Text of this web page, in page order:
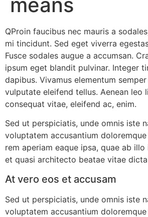
QProin faucibus nec mauris a
mi tincidunt. Sed eget viverra
Fusce sodales augue a accumsan.
ipsum eget blandit pulvinar. Integer
dapibus. Vivamus elementum
vulputate eleifend tellus. Aenean leo
consequat vitae, eleifend ac, enim.
Sed ut perspiciatis, unde omnis iste
voluptatem accusantium
rem aperiam eaque ipsa, quae ab
et quasi architecto beatae vitae
At vero eos et accusam
Sed ut perspiciatis, unde omnis iste
voluptatem accusantium